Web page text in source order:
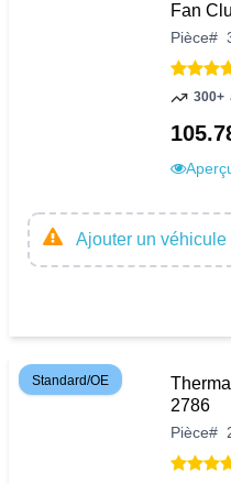
Fan
Pièce#
300+
Ajouter un
Standard/OE
2786
Pièce#